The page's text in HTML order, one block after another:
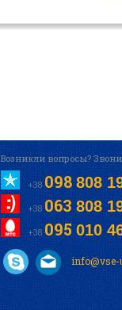
Возникли вопросы?
+38 098808
+38063808
+38 095010
info@vse-